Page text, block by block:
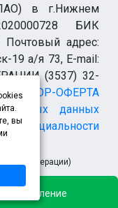
объявление
в г.Нижнем
БИК
Почтовый адрес:
19 а/я 73, E-mail:
(3537) 32-
ДОГОВОР-ОФЕРТА
данных
Федерации)
вы